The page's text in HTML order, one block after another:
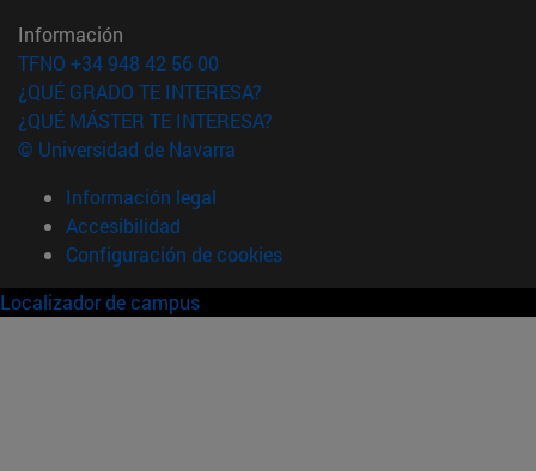
Información
TFNO +34 948 42 56 00
¿QUÉ GRADO TE INTERESA?
¿QUÉ MÁSTER TE INTERESA?
© Universidad de Navarra
Información legal
Accesibilidad
Configuración de cookies
Localizador de campus